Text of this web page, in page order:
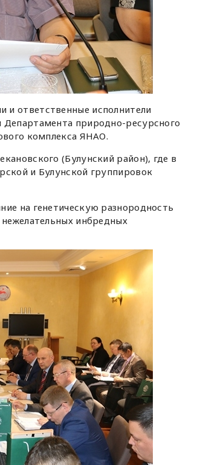
ответственные исполнители
природно-ресурсного
комплекса ЯНАО.
(Булунский район), где в
и Булунской группировок
на генетическую разнородность
инбредных